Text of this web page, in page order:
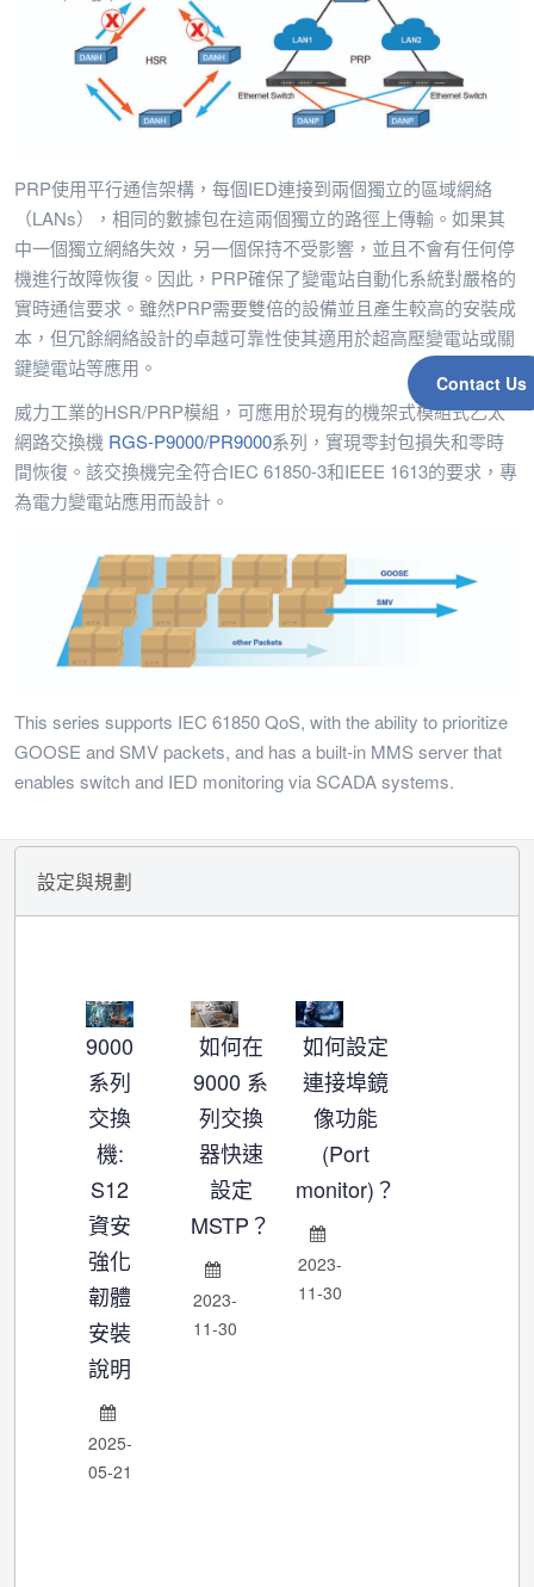
Contact Us
PRP使用平行通信架構，每個IED連接到兩個獨立的區域網絡
（LANs），相同的數據包在這兩個獨立的路徑上傳輸。如果其
中一個獨立網絡失效，另一個保持不受影響，並且不會有任何停
機進行故障恢復。因此，PRP確保了變電站自動化系統對嚴格的
實時通信要求。雖然PRP需要雙倍的設備並且產生較高的安裝成
本，但冗餘網絡設計的卓越可靠性使其適用於超高壓變電站或關
鍵變電站等應用。
威力工業的HSR/PRP模組，可應用於現有的機架式模組式乙太
網路交換機 RGS-P9000/PR9000系列，實現零封包損失和零時
間恢復。該交換機完全符合IEC 61850-3和IEEE 1613的要求，專
為電力變電站應用而設計。
This series supports IEC 61850 QoS, with the ability to prioritize
GOOSE and SMV packets, and has a built-in MMS server that
enables switch and IED monitoring via SCADA systems.
設定與規劃
9000
系列
交換
機:
S12
資安
強化
韌體
安裝
說明
2025-
05-21
如何在
9000 系
列交換
器快速
設定
MSTP？
2023-
11-30
如何設定
連接埠鏡
像功能
(Port
monitor)？
2023-
11-30